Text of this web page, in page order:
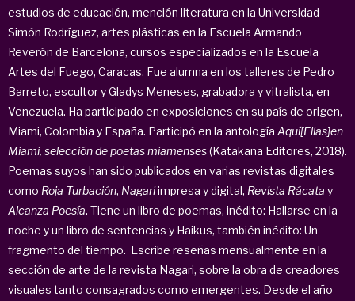
estudios de educación, mención literatura en la Universidad
Simón Rodríguez, artes plásticas en la Escuela Armando
Reverón de Barcelona, cursos especializados en la Escuela
Artes del Fuego, Caracas. Fue alumna en los talleres de Pedro
Barreto, escultor y Gladys Meneses, grabadora y vitralista, en
Venezuela. Ha participado en exposiciones en su país de origen,
Miami, Colombia y España. Participó en la antología Aquí[Ellas]en
Miami, selección de poetas miamenses(Katakana Editores, 2018).
Poemas suyos han sido publicados en varias revistas digitales
como Roja Turbación, Nagariimpresa y digital, Revista Rácata y
Alcanza Poesía. Tiene un libro de poemas, inédito: Hallarse en la
noche y un libro de sentencias y Haikus, también inédito: Un
fragmento del tiempo. Escribe reseñas mensualmente en la
sección de arte de la revista Nagari, sobre la obra de creadores
visuales tanto consagrados como emergentes. Desde el año